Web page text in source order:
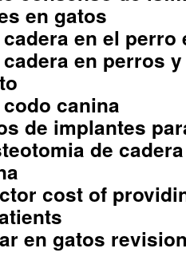
en gatos
en el perro
en perros
canina
de implantes
de cadera
cost of
en gatos